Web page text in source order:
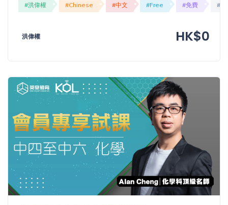
#洪偉權 #Chinese #中文 #Free #免費
洪偉權 HK$0